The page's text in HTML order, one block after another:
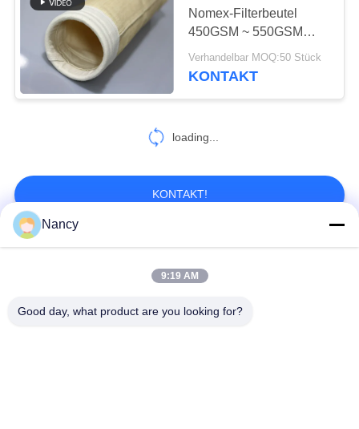
Nomex-Filterbeutel
450GSM ~ 550GSM
gegen Abrasionen
Verhandelbar MOQ:50 Stück
KONTAKT
loading...
KONTAKT!
Staubsammelfilterbeutel Aramidfilterbeutel
Nancy
9:19 AM
Good day, what product are you looking for?